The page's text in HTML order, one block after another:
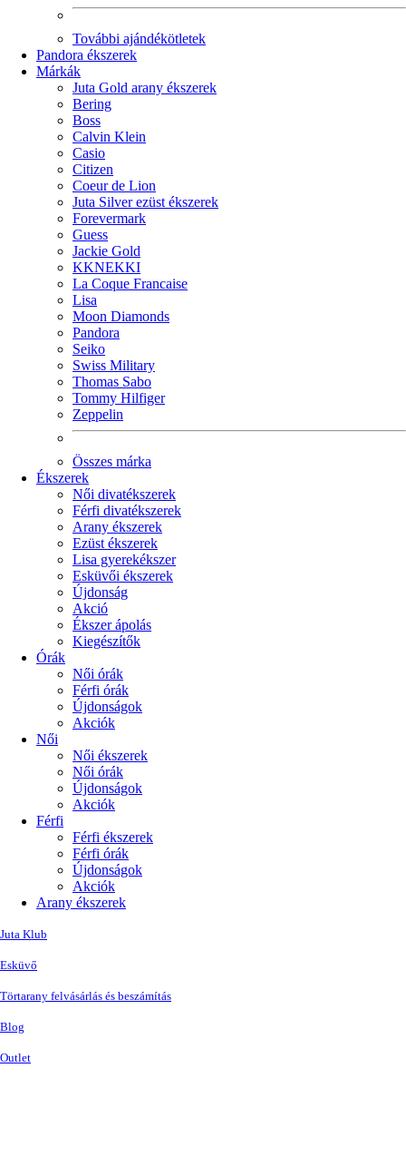
További ajándékötletek
Pandora ékszerek
Márkák
Juta Gold arany ékszerek
Bering
Boss
Calvin Klein
Casio
Citizen
Coeur de Lion
Juta Silver ezüst ékszerek
Forevermark
Guess
Jackie Gold
KKNEKKI
La Coque Francaise
Lisa
Moon Diamonds
Pandora
Seiko
Swiss Military
Thomas Sabo
Tommy Hilfiger
Zeppelin
Összes márka
Ékszerek
Női divatékszerek
Férfi divatékszerek
Arany ékszerek
Ezüst ékszerek
Lisa gyerekékszer
Esküvői ékszerek
Újdonság
Akció
Ékszer ápolás
Kiegészítők
Órák
Női órák
Férfi órák
Újdonságok
Akciók
Női
Női ékszerek
Női órák
Újdonságok
Akciók
Férfi
Férfi ékszerek
Férfi órák
Újdonságok
Akciók
Arany ékszerek
Juta Klub
Esküvő
Törtarany felvásárlás és beszámítás
Blog
Outlet